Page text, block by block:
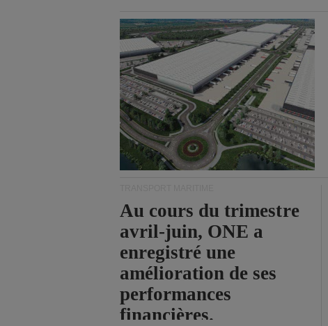
Au cours du trimestre
avril-juin, ONE a
enregistré une
amélioration de ses
performances
financières.